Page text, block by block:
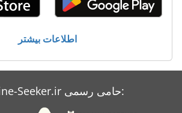
اطلاعات بیشتر
Machine-Seeker.ir حامی رسمی: